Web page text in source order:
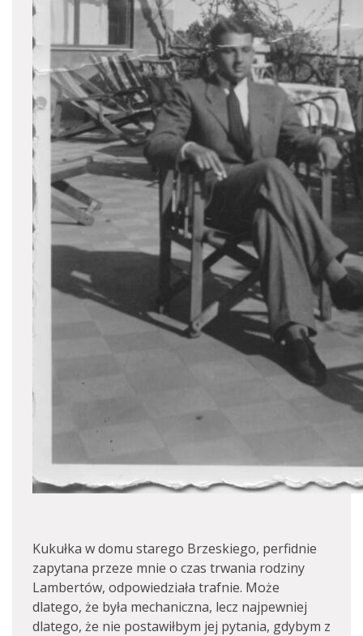
Kukułka w domu starego Brzeskiego, perfidnie
zapytana przeze mnie o czas trwania rodziny
Lambertów, odpowiedziała trafnie. Może
dlatego, że była mechaniczna, lecz najpewniej
dlatego, że nie postawiłbym jej pytania, gdybym z